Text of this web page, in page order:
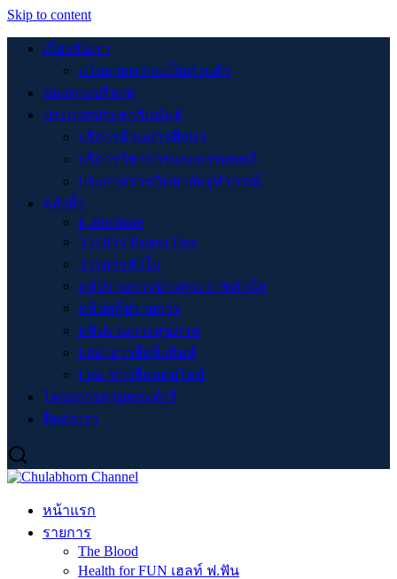
Skip to content
เกี่ยวกับเรา
นโยบายความเป็นส่วนตัว
ช่องทางบริจาค
ประกาศประชาสัมพันธ์
บริการด้านการศึกษา
บริการวิชาการและการแพทย์
ประกาศราชวิทยาลัยจุฬาภรณ์
คลังสื่อ
E-Brochure
วารสาร Patient First
วารสารหัวใจ
คลิปรายการข่าวพระราชสำนัก
คลิปสกู๊ปรายการ
คลิปรายการสุขภาพ
Link ข่าวสื่อสิ่งพิมพ์
Link ข่าวสื่อออนไลน์
โครงการตามพระดำริ
ติดต่อเรา
หน้าแรก
รายการ
The Blood
Health for FUN เฮลท์ ฟ.ฟัน